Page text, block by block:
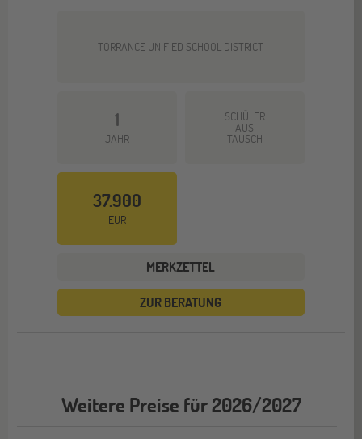
TORRANCE UNIFIED SCHOOL DISTRICT
1
JAHR
SCHÜLER
AUS
TAUSCH
37.900
EUR
MERKZETTEL
ZUR BERATUNG
Weitere Preise für 2026/2027